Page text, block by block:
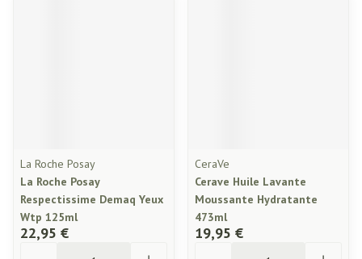
La Roche Posay
La Roche Posay
Respectissime Demaq Yeux
Wtp 125ml
22,95 €
CeraVe
Cerave Huile Lavante
Moussante Hydratante
473ml
19,95 €